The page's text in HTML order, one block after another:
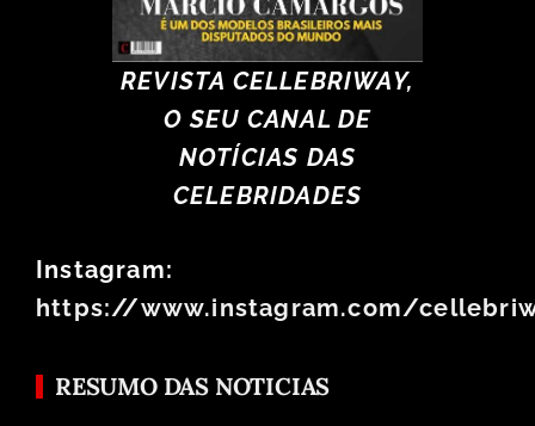
REVISTA CELLEBRIWAY,
O SEU CANAL DE
NOTÍCIAS DAS
CELEBRIDADES
Instagram:
https://www.instagram.com/
RESUMO DAS NOTICIAS